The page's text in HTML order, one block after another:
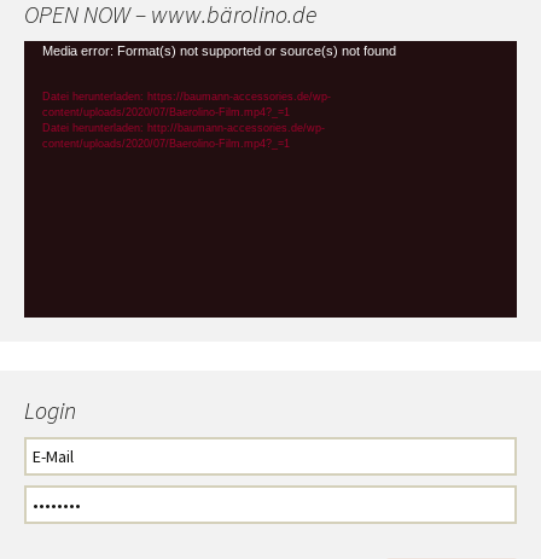
OPEN NOW – www.bärolino.de
Video-
Media error: Format(s) not supported or source(s) not found
Datei herunterladen: https://baumann-accessories.de/wp-
content/uploads/2020/07/Baerolino-Film.mp4?_=1
Datei herunterladen: http://baumann-accessories.de/wp-
content/uploads/2020/07/Baerolino-Film.mp4?_=1
Login